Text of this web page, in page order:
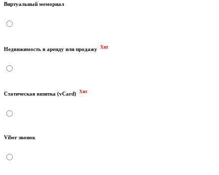
Виртуальный мемориал
Недвижимость в аренду или продажу Хит
Статическая визитка (vCard) Хит
Viber звонок